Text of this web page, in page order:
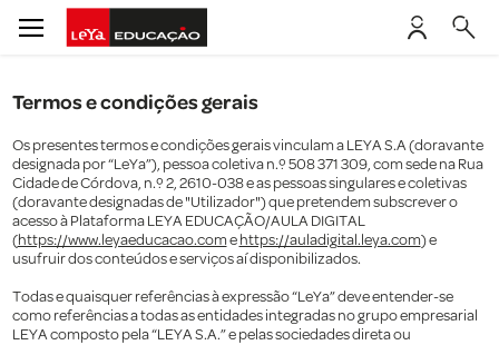
Termos e condições gerais
Os presentes termos e condições gerais vinculam a LEYA S.A (doravante
designada por “LeYa”), pessoa coletiva n.º 508 371 309, com sede na Rua
Cidade de Córdova, n.º 2, 2610-038 e as pessoas singulares e coletivas
(doravante designadas de "Utilizador") que pretendem subscrever o
acesso à Plataforma LEYA EDUCAÇÃO/AULA DIGITAL
(https://www.leyaeducacao.com e https://auladigital.leya.com) e
usufruir dos conteúdos e serviços aí disponibilizados.
Todas e quaisquer referências à expressão “LeYa” deve entender-se
como referências a todas as entidades integradas no grupo empresarial
LEYA composto pela “LEYA S.A.” e pelas sociedades direta ou